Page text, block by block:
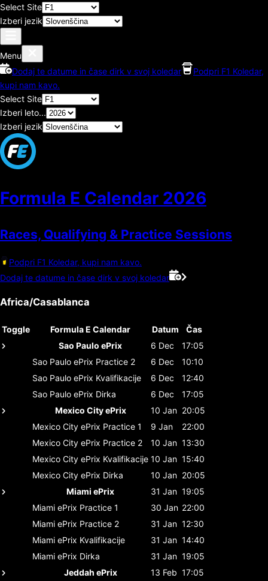
Select Site
Izberi jezik
Menu
Dodaj te datume in čase dirk v svoj koledar
Podpri F1 Koledar,
kupi nam kavo.
Select Site
Izberi leto...
Izberi jezik
Formula E Calendar 2026
Races, Qualifying & Practice Sessions
Podpri F1 Koledar, kupi nam kavo.
Dodaj te datume in čase dirk v svoj koledar
Africa/Casablanca
Toggle Formula E Calendar Datum
Čas
Sao Paulo ePrix
6 Dec
17:05
Sao Paulo ePrix Practice 2 6 Dec
10:10
Sao Paulo ePrix Kvalifikacije 6 Dec
12:40
Sao Paulo ePrix Dirka 6 Dec
17:05
Mexico City ePrix
10 Jan 20:05
Mexico City ePrix Practice 1 9 Jan
22:00
Mexico City ePrix Practice 2 10 Jan 13:30
Mexico City ePrix Kvalifikacije 10 Jan 15:40
Mexico City ePrix Dirka 10 Jan 20:05
Miami ePrix
31 Jan 19:05
Miami ePrix Practice 1 30 Jan 22:00
Miami ePrix Practice 2 31 Jan 12:30
Miami ePrix Kvalifikacije 31 Jan 14:40
Miami ePrix Dirka 31 Jan 19:05
Jeddah ePrix
13 Feb 17:05